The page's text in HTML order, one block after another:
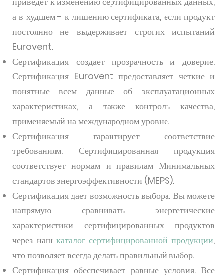
а в худшем - к лишению сертификата, если продукт
постоянно не выдерживает строгих испытаний
Eurovent.
Сертификация создает прозрачность и доверие.
Сертификация Eurovent предоставляет четкие и
понятные всем данные об эксплуатационных
характеристиках, а также контроль качества,
применяемый на международном уровне.
Сертификация гарантирует соответствие
требованиям. Сертифицированная продукция
соответствует нормам и правилам Минимальных
стандартов энергоэффективности (MEPS).
Сертификация дает возможность выбора. Вы можете
напрямую сравнивать энергетические
характеристики сертифицированных продуктов
через наш каталог сертифицированной продукции,
что позволяет всегда делать правильный выбор.
Сертификация обеспечивает равные условия. Все